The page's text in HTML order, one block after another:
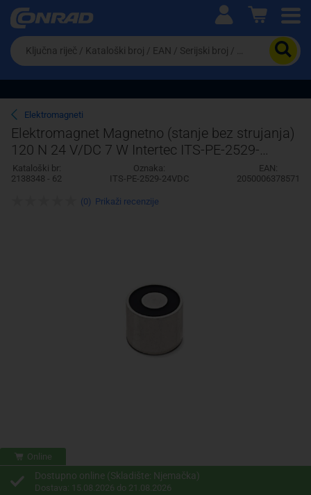
Ova postavka prilagođava asortiman proizvoda i
cijene vašim potrebama.
Pravno lice
Da
biste
potražili
proizvod,
unesite
ključnu
riječ,
kataloški
broj,
EAN
ili
Elektromagneti
Elektromagnet Magnetno (stanje bez strujanja)
120 N 24 V/DC 7 W Intertec ITS-PE-2529-
24VDC
Kataloški br:
2138348 - 62
Oznaka:
ITS-PE-2529-24VDC
EAN:
2050006378571
Online
Dostupno online (Skladište: Njemačka)
Dostava: 15.08.2026 do 21.08.2026
(0) Prikaži recenzije